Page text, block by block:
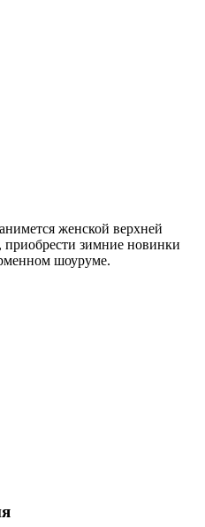
женской верхней
зимние новинки
шоуруме.